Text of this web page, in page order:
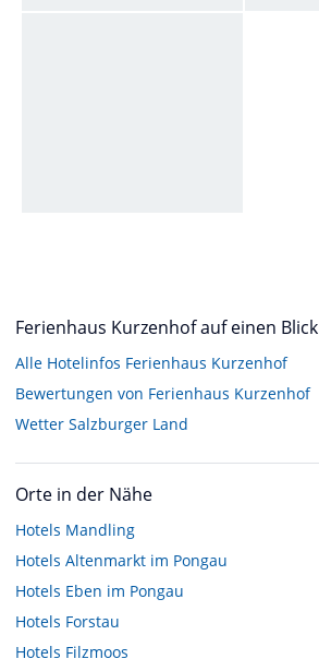
Ferienhaus Kurzenhof auf einen Blick
Alle Hotelinfos Ferienhaus Kurzenhof
Bewertungen von Ferienhaus Kurzenhof
Wetter Salzburger Land
Orte in der Nähe
Hotels Mandling
Hotels Altenmarkt im Pongau
Hotels Eben im Pongau
Hotels Forstau
Hotels Filzmoos